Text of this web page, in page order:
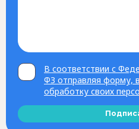
В соответствии с
ФЗ отправляя форму,
обработку своих